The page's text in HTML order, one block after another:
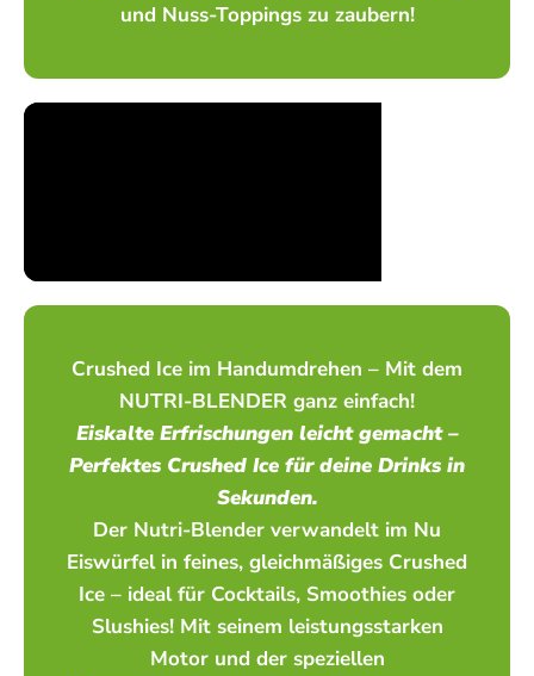
und Nuss-Toppings zu zaubern!
Crushed Ice im Handumdrehen – Mit dem
NUTRI-BLENDER ganz einfach!
Eiskalte Erfrischungen leicht gemacht –
Perfektes Crushed Ice für deine Drinks in
Sekunden.
Der Nutri-Blender verwandelt im Nu
Eiswürfel in feines, gleichmäßiges Crushed
Ice – ideal für Cocktails, Smoothies oder
Slushies! Mit seinem leistungsstarken
Motor und der speziellen